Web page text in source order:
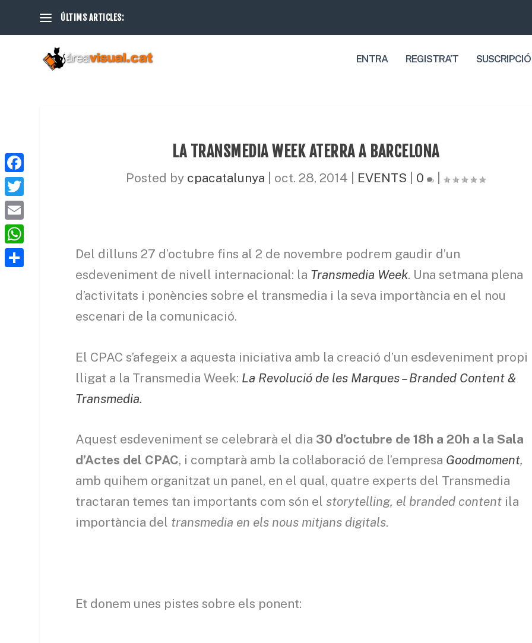
ÚLTIMS ARTICLES:
ENTRA REGISTRA’T
LA TRANSMEDIA WEEK ATERRA A BARCELONA
Posted by cpacatalunya oct. 28, 2014 EVENTS 0 |
Del dilluns 27 d’octubre fins al 2 de novembre podrem gaudir d’un
esdeveniment de nivell internacional: la Transmedia Week. Una setmana plena
d’activitats i ponències sobre el transmedia i la seva importància en el nou
escenari de la comunicació.
El CPAC s’afegeix a aquesta iniciativa amb la creació d’un esdeveniment propi
lligat a la Transmedia Week: La Revolució de les Marques – Branded Content &
Transmedia.
Aquest esdeveniment se celebrarà el dia 30 d’octubre de 18h a 20h a la Sala
d’Actes del CPAC, i comptarà amb la col·laboració de l’empresa Goodmoment,
amb quihem organitzat un panel, en el qual, quatre experts del Transmedia
tractaran temes tan importants com són elstorytelling, el branded content ila
importància del transmedia en els nous mitjans digitals.
Et donem unes pistes sobre els ponent:
F
a
c
e
b
T
w
i
t
E
m
a
W
h